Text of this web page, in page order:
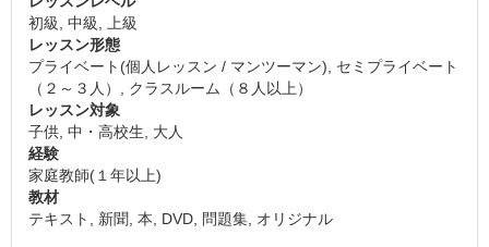
初級, 中級, 上級
レッスン形態
プライベート(個人レッスン / マンツーマン), セミプライベート
（２～３人）, クラスルーム（８人以上）
レッスン対象
子供, 中・高校生, 大人
経験
家庭教師(１年以上)
教材
テキスト, 新聞, 本, DVD, 問題集, オリジナル